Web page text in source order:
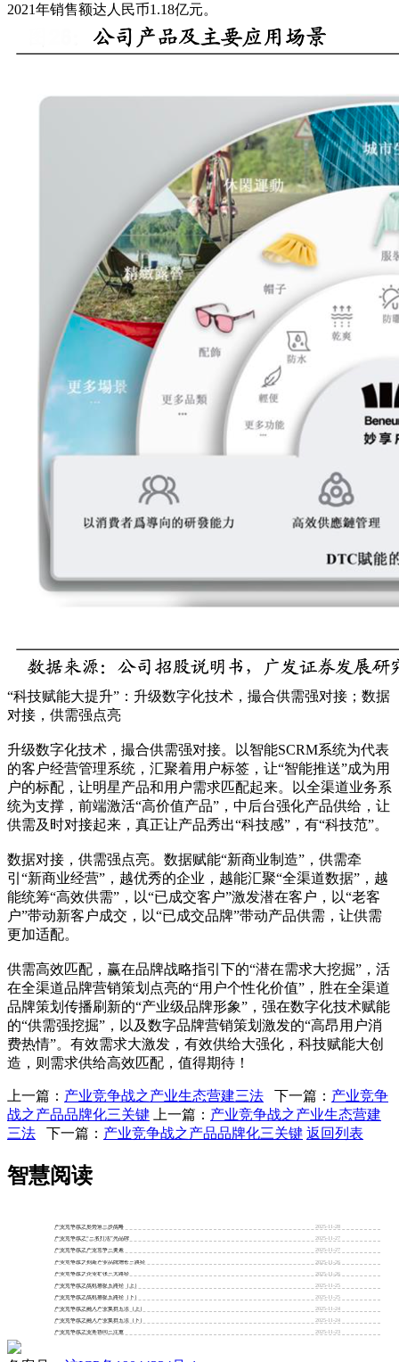
2021年销售额达人民币1.18亿元。
“科技赋能大提升”：升级数字化技术，撮合供需强对接；数据
对接，供需强点亮
升级数字化技术，撮合供需强对接。以智能SCRM系统为代表
的客户经营管理系统，汇聚着用户标签，让“智能推送”成为用
户的标配，让明星产品和用户需求匹配起来。以全渠道业务系
统为支撑，前端激活“高价值产品”，中后台强化产品供给，让
供需及时对接起来，真正让产品秀出“科技感”，有“科技范”。
数据对接，供需强点亮。数据赋能“新商业制造”，供需牵
引“新商业经营”，越优秀的企业，越能汇聚“全渠道数据”，越
能统筹“高效供需”，以“已成交客户”激发潜在客户，以“老客
户”带动新客户成交，以“已成交品牌”带动产品供需，让供需
更加适配。
供需高效匹配，赢在品牌战略指引下的“潜在需求大挖掘”，活
在全渠道品牌营销策划点亮的“用户个性化价值”，胜在全渠道
品牌策划传播刷新的“产业级品牌形象”，强在数字化技术赋能
的“供需强挖掘”，以及数字品牌营销策划激发的“高昂用户消
费热情”。有效需求大激发，有效供给大强化，科技赋能大创
造，则需求供给高效匹配，值得期待！
上一篇： 产业竞争战之产业生态营建三法 下一篇： 产业竞争
战之产品品牌化三关键 上一篇： 产业竞争战之产业生态营建
三法 下一篇： 产业竞争战之产品品牌化三关键 返回列表
智慧阅读
产业竞争战之形势策三步战略 2025-11-28
产业竞争战之“三名打法”亮品牌 2025-11-27
产业竞争战之产业竞争三要素 2025-11-27
产业竞争战之创新产业品牌增长三路径 2025-11-26
产业竞争战之企业扩张三大路径 2025-11-26
产业竞争战之战机捕捉五路径（上） 2025-11-25
产业竞争战之战机捕捉五路径（下） 2025-11-25
产业竞争战之融入产业集群五法（上） 2025-11-24
产业竞争战之融入产业集群五法（下） 2025-11-24
产业竞争战之业务协同三注重 2025-11-23